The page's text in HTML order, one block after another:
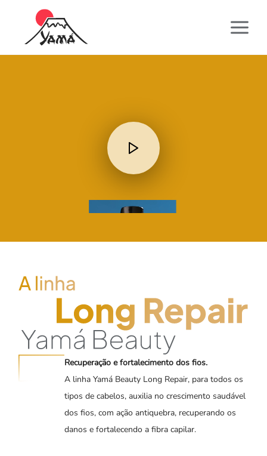
Recuperação e fortalecimento dos fios.
A linha Yamá Beauty Long Repair, para todos os
tipos de cabelos, auxilia no crescimento saudável
dos fios, com ação antiquebra, recuperando os
danos e fortalecendo a fibra capilar.